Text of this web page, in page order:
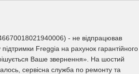
- не відпрацював
Freggia на рахунок гарантійного
Ваше звернення». На шостий
сервісна служба по ремонту та